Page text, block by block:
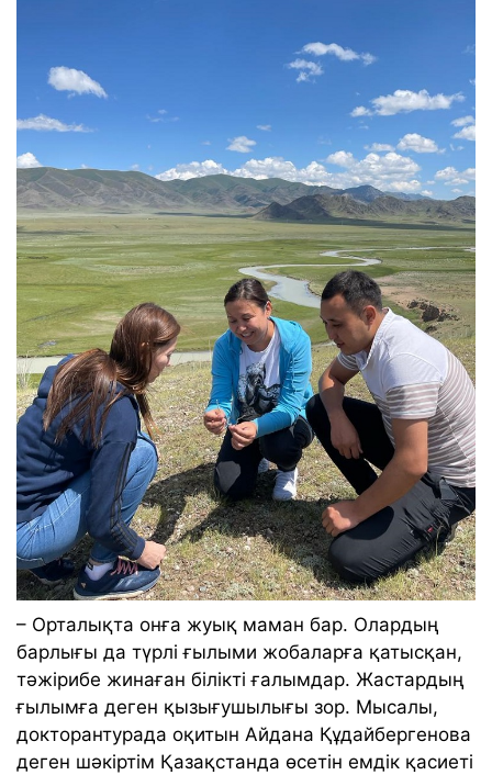
– Орталықта онға жуық маман бар. Олардың
барлығы да түрлі ғылыми жобаларға қатысқан,
тәжірибе жинаған білікті ғалымдар. Жастардың
ғылымға деген қызығушылығы зор. Мысалы,
докторантурада оқитын Айдана Құдайбергенова
деген шәкіртім Қазақстанда өсетін емдік қасиеті